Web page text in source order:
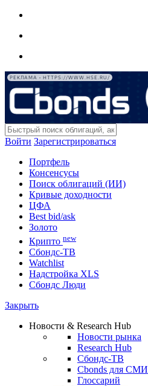
РЕКЛАМА • HTTPS://WWW.HSE.RU/
Войти Зарегистрироваться
Портфель
Консенсусы
Поиск облигаций (ИИ)
Кривые доходности
ЦФА
Best bid/ask
Золото
Крипто new
Сбондс-ТВ
Watchlist
Надстройка XLS
Сбондс Люди
Закрыть
Новости & Research Hub
Новости рынка
Research Hub
Сбондс-ТВ
Cbonds для СМИ
Глоссарий